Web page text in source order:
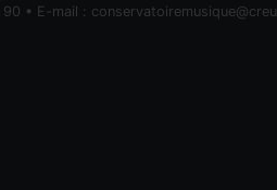
• E-mail :